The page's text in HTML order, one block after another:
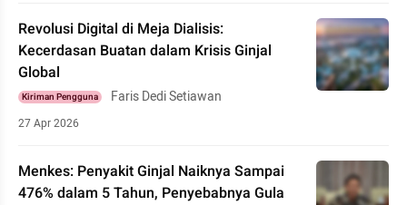
Revolusi Digital di Meja Dialisis:
Kecerdasan Buatan dalam Krisis Ginjal
Global
Kiriman Pengguna Faris Dedi Setiawan
27 Apr 2026
Menkes: Penyakit Ginjal Naiknya Sampai
476% dalam 5 Tahun, Penyebabnya Gula